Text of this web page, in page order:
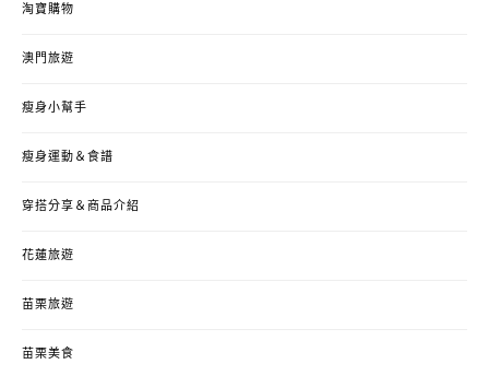
淘寶購物
澳門旅遊
瘦身小幫手
瘦身運動＆食譜
穿搭分享＆商品介紹
花蓮旅遊
苗栗旅遊
苗栗美食